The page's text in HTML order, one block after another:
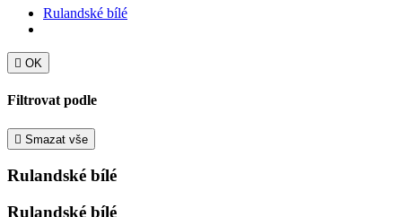
Rulandské bílé
 OK
Filtrovat podle
 Smazat vše
Rulandské bílé
Rulandské bílé